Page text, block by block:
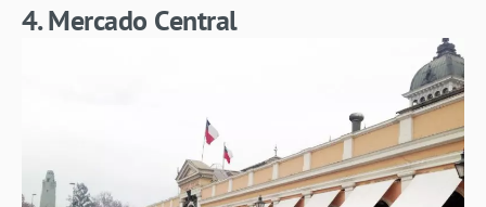
4. Mercado Central